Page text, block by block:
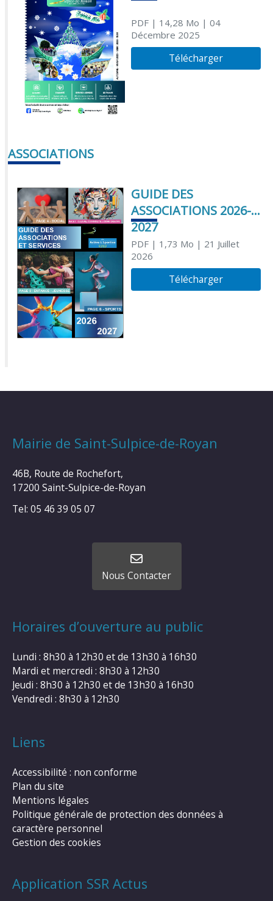
PDF| 14,28 Mo | 04
Décembre 2025
Télécharger
ASSOCIATIONS
GUIDE DES
ASSOCIATIONS 2026-
2027
PDF| 1,73 Mo | 21 Juillet
2026
Télécharger
Mairie de Saint-Sulpice-de-Royan
46B, Route de Rochefort,
17200 Saint-Sulpice-de-Royan
Tel: 05 46 39 05 07
Nous Contacter
Horaires d’ouverture au public
Lundi : 8h30 à 12h30 et de 13h30 à 16h30
Mardi et mercredi : 8h30 à 12h30
Jeudi : 8h30 à 12h30 et de 13h30 à 16h30
Vendredi : 8h30 à 12h30
Liens
Accessibilité : non conforme
Plan du site
Mentions légales
Politique générale de protection des données à
caractère personnel
Gestion des cookies
Application SSR Actus